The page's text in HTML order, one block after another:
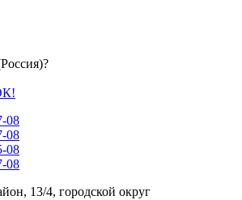
08
08
08
08
13/4, городской округ